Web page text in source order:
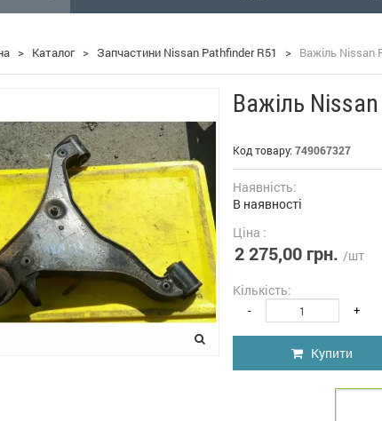
> Каталог > Запчастини Nissan Pathfinder R51 > Важіль Nissan
Важіль
Код товару: 749067327
Наявність:
В наявності
Ціна :
2 275,00 грн. /шт
Кількість:
- +
Купити